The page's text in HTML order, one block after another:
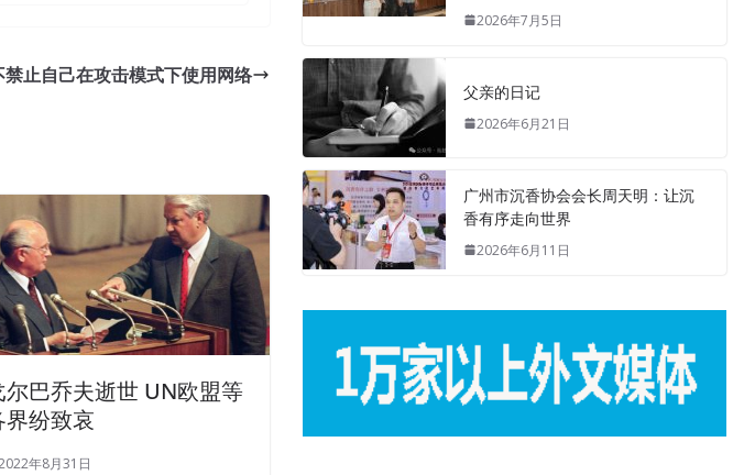
止自己在攻击模式下使用网络
尔巴乔夫逝世 UN欧盟等
界纷致哀
年8月31日
2026年7月5日
父亲的日记
2026年6月21日
广州市沉香协会会长周天明：让沉
香有序走向世界
2026年6月11日